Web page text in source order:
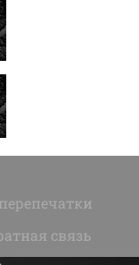
связь